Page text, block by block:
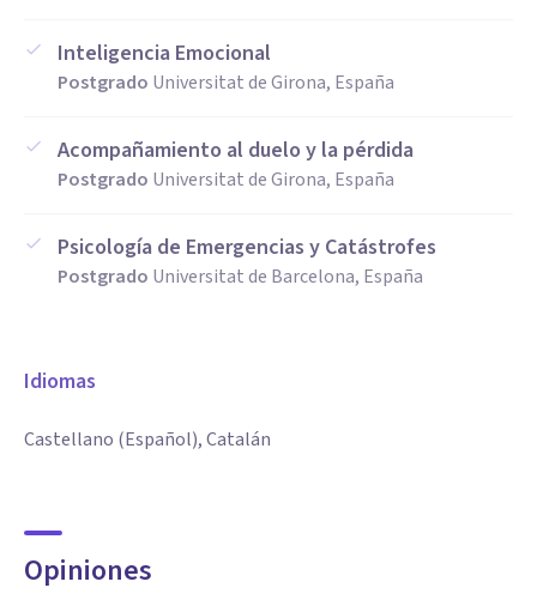
Inteligencia Emocional
Postgrado Universitat de Girona, España
Acompañamiento al duelo y la pérdida
Postgrado Universitat de Girona, España
Psicología de Emergencias y Catástrofes
Postgrado Universitat de Barcelona, España
Idiomas
Castellano (Español), Catalán
Opiniones